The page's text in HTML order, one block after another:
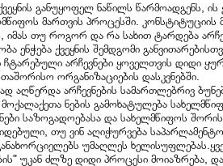
ქვეყნის განუყოფელ ნაწილს წარმოადგენს,
მართვის პროცესში. კონსტიტუციის
თუ როგორ და რა სახით ტარდება
ენჭება ქვეყნის შემდგომი
ჩტარებული არჩევნები ყოველთვის დიდი
ორგანიზაციების დასკვნებში.
აღწერდა არჩევნების სამართლებრივ
მოქალაქეთა ნების გამოხატულება
საზოგადოებასა და სახელმწიფოს
თუ ვინ აღიჭურვება საპარლამენტო
უმაღლეს
უკან ძლზე დიდი პროცესი მოიაზრება,